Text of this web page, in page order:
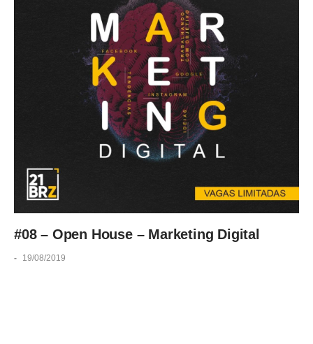
#08 – Open House – Marketing Digital
- 19/08/2019